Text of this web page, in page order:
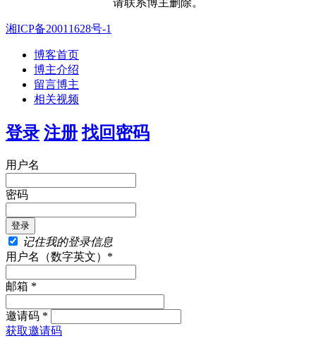
请联系博主删除。
湘ICP备20011628号-1
博客首页
博主介绍
留言博主
相关视频
登录 注册 找回密码
用户名
密码
记住我的登录信息
用户名（数字英文）*
邮箱 *
邀请码 *
获取邀请码